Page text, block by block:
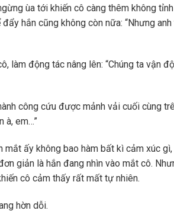
ùa tới khiến cô càng thêm không
hắn cũng không còn nữa: “Nhưng
làm động tác nâng lên: “Chúng ta vận
công cứu được mảnh vải cuối cùng
à, em…”
mắt ấy không bao hàm bất kì cảm xúc
giản là hắn đang nhìn vào mắt cô.
cô cảm thấy rất mất tự nhiên.
hờn dỗi.